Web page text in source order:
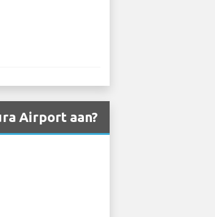
Airport aan?